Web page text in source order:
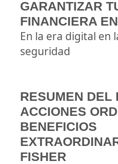
GARANTIZAR
FINANCIERA
En la era digital en
seguridad
RESUMEN DEL
ACCIONES
BENEFICIOS
FISHER